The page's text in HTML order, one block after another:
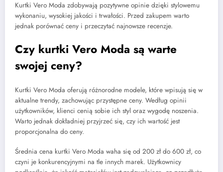
Kurtki Vero Moda zdobywają pozytywne opinie dzięki stylowemu
wykonaniu, wysokiej jakości i trwałości. Przed zakupem warto
jednak porównać ceny i przeczytać najnowsze recenzje.
Czy kurtki Vero Moda są warte
swojej ceny?
Kurtki Vero Moda oferują różnorodne modele, które wpisują się w
aktualne trendy, zachowując przystępne ceny. Według opinii
użytkowników, klienci cenią sobie ich styl oraz wygodę noszenia.
Warto jednak dokładniej przyjrzeć się, czy ich wartość jest
proporcjonalna do ceny.
Średnia cena kurtki Vero Moda waha się od 200 zł do 600 zł, co
czyni je konkurencyjnymi na tle innych marek. Użytkownicy